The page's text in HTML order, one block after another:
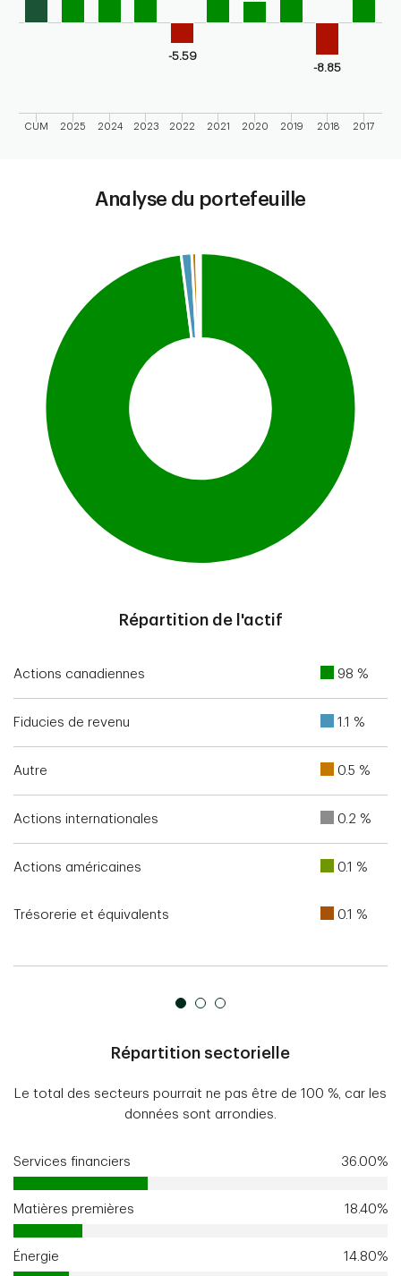
-5.59
-8.85
CUM 2025 2024 2023 2022 2021 2020 2019 2018 2017
Analyse du portefeuille
Pie chart with 6 slices.
This is a portfolio analysis pie chart
Répartition de l'actif
Actions canadiennes 98 %
Fiducies de revenu 1.1 %
Autre 0.5 %
Actions internationales 0.2 %
Actions américaines 0.1 %
Trésorerie et équivalents 0.1 %
Répartition sectorielle
Le total des secteurs pourrait ne pas être de 100 %, car les
données sont arrondies.
Services financiers 36.00%
Matières premières 18.40%
Énergie 14.80%